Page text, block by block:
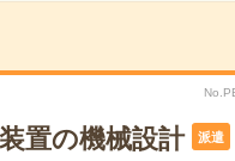
置の機械設計 派遣